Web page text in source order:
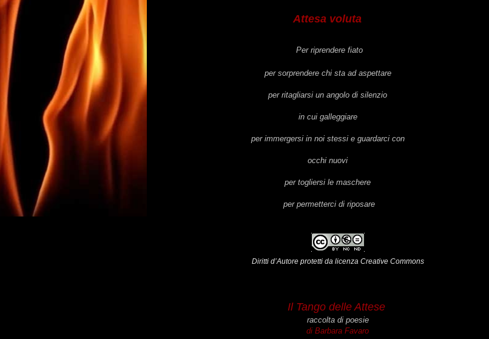
Attesa voluta
Per riprendere fiato
per sorprendere chi sta ad aspettare
per ritagliarsi un angolo di silenzio
in cui galleggiare
per immergersi in noi stessi e guardarci con
occhi nuovi
per togliersi le maschere
per permetterci di riposare
Diritti d’Autore protetti da licenza Creative Commons
Il Tango delle Attese
raccolta di poesie
diBarbara Favaro